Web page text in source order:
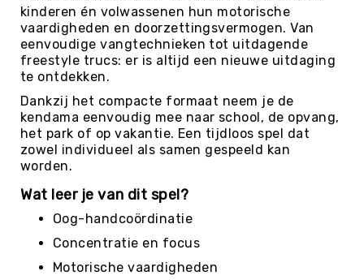
Klimmen
Korfbal
Knotshockey
Lacrosse
Mountainbiken
(MTB)
Oriëntatie
Pickleball
Pilates
Poull
kinderen én volwassenen hun motorische
vaardigheden en doorzettingsvermogen. Van
eenvoudige vangtechnieken tot uitdagende
freestyle trucs: er is altijd een nieuwe uitdaging
te ontdekken.
Dankzij het compacte formaat neem je de
kendama eenvoudig mee naar school, de opvang,
het park of op vakantie. Een tijdloos spel dat
zowel individueel als samen gespeeld kan
worden.
Wat leer je van dit spel?
Oog-handcoördinatie
Concentratie en focus
Motorische vaardigheden